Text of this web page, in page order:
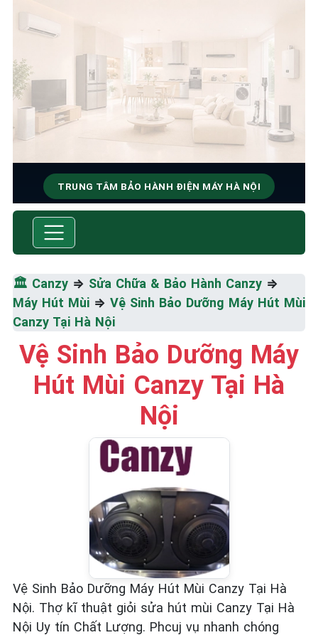
TRUNG TÂM BẢO HÀNH ĐIỆN MÁY HÀ NỘI
SỬA CHỮA & BẢO HÀNH
Thiểu
☎️ 09.86.85.89.22
🏛️ Canzy ⇒ Sửa Chữa & Bảo Hành Canzy ⇒
Máy Hút Mùi ⇒ Vệ Sinh Bảo Dưỡng Máy Hút Mùi
Canzy Tại Hà Nội
Vệ Sinh Bảo Dưỡng Máy
Hút Mùi Canzy Tại Hà
Nội
Vệ Sinh Bảo Dưỡng Máy Hút Mùi Canzy Tại Hà
Nội. Thợ kĩ thuật giỏi sửa hút mùi Canzy Tại Hà
Nội Uy tín Chất Lượng. Phcuj vụ nhanh chóng